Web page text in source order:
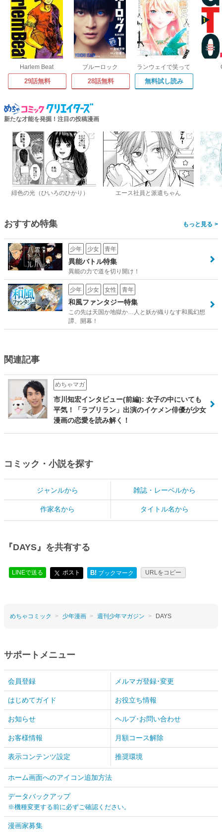
Harlem Beat
29話無料
ブルーロック
28話無料
ランウェイで笑って
無料試し読み
新たな才能を発掘！注目の投稿漫画
緋色の光（ひいろのひかり） エース社員と派遣ちゃん
おすすめ特集 >
少年 少女 青年
異能バトル特集
異能の力で道を切り開け！
少年 少女 女性 青年
和風ファンタジー特集
この先は天国か地獄か…人と妖が織りなす和風幻想
譚、開幕！
関連記事
めちゃマガ
市川知宏インタビュー(前編): 女子の中にいても
平気！「ラブリラン」出演のイケメン俳優が少女
漫画の恋愛を読み解く！
コミック・小説を探す
ジャンルから 雑誌・レーベルから
作家名から タイトル名から
『DAYS』を共有する
LINEで送る ポスト B! ブックマーク URLをコピー
めちゃコミック 少年漫画 週刊少年マガジン DAYS
サポートメニュー
会員登録 メルマガ登録･変更
はじめてガイド お役立ち情報
お知らせ ヘルプ･お問い合わせ
お客様情報 月額コース解除
表示コンテンツ設定 推奨環境
ホーム画面へのアイコン追加方法
データバックアップ
※機種変更する前に必ずご確認ください。
漫画家募集